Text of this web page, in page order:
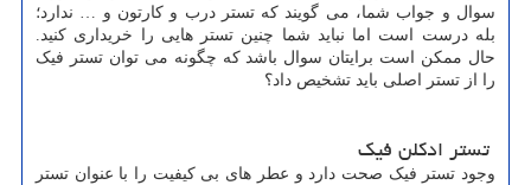
سوال و جواب شما، می گویند که تستر درب و کارتون و … ندارد؛
بله درست است اما نباید شما چنین تستر هایی را خریداری کنید.
حال ممکن است برایتان سوال باشد که چگونه می توان تستر فیک
را از تستر اصلی باید تشخیص داد؟
تستر ادکلن فیک
وجود تستر فیک صحت دارد و عطر های بی کیفیت را با عنوان تستر